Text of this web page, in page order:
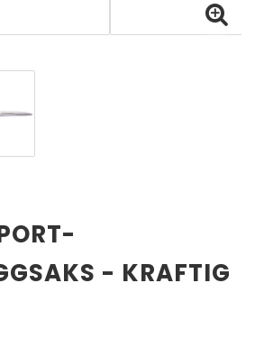
- KRAFTIG